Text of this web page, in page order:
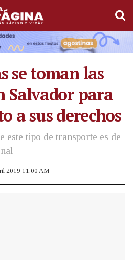
se toman las
Salvador para
a sus derechos
este tipo de transporte es de
2019 11:00 AM